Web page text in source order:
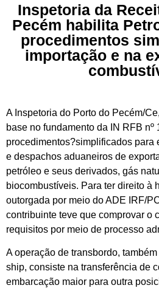
Inspetoria da
Pecém habilita
procedimentos
importação e na
A Inspetoria do Porto do Pecém/
base no fundamento da IN RFB
procedimentos?simplificados para
e despachos aduaneiros de
petróleo e seus derivados, gás
biocombustíveis. Para ter direito à
outorgada por meio do ADE IRF/
contribuinte teve que comprovar o
requisitos por meio de processo
A operação de transbordo,
ship, consiste na transferência de
embarcação maior para outra